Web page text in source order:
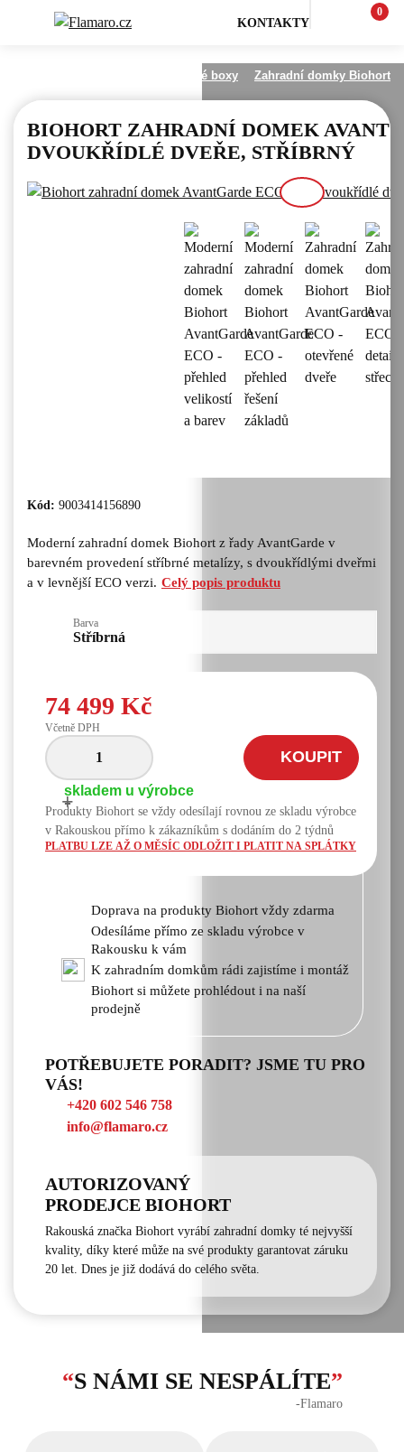
KONTAKTY
0
Zahradní domky a úložné boxy Zahradní domky Biohort
BIOHORT ZAHRADNÍ DOMEK
DVOUKŘÍDLÉ DVEŘE, STŘÍBRNÝ
Kód: 9003414156890
Moderní zahradní domek Biohort z řady AvantGarde v
barevném provedení stříbrné metalízy, s dvoukřídlými dveřmi
a v levnější ECO verzi. Celý popis produktu
Barva
Stříbrná
74 499 Kč
Včetně DPH
-
+
KOUPIT
skladem u výrobce
Produkty Biohort se vždy odesílají rovnou ze skladu výrobce
v Rakouskou přímo k zákazníkům s dodáním do 2 týdnů
PLATBU LZE AŽ O MĚSÍC ODLOŽIT I PLATIT NA SPLÁTKY
Doprava na produkty Biohort vždy zdarma
Odesíláme přímo ze skladu výrobce v
Rakousku k vám
K zahradním domkům rádi zajistíme i montáž
Biohort si můžete prohlédout i na naší
prodejně
POTŘEBUJETE PORADIT? JSME TU PRO
VÁS!
+420 602 546 758
info@flamaro.cz
AUTORIZOVANÝ
PRODEJCE BIOHORT
Rakouská značka Biohort vyrábí zahradní domky té nejvyšší
kvality, díky které může na své produkty garantovat záruku
20 let. Dnes je již dodává do celého světa.
“S NÁMI SE NESPÁLÍTE”
‐Flamaro